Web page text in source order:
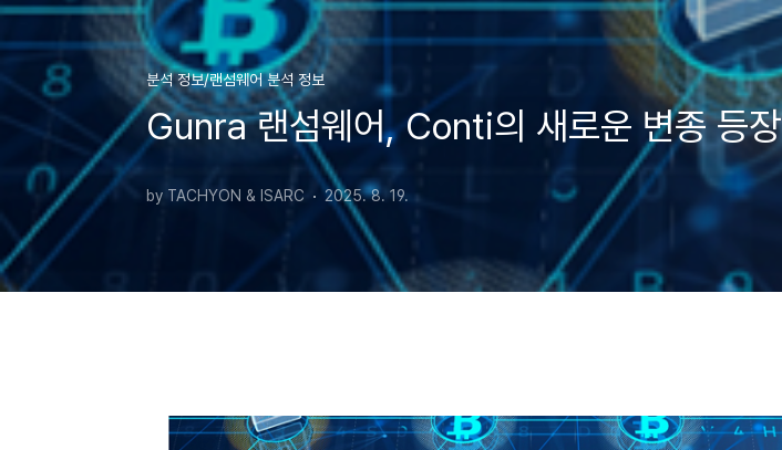
분석 정보/랜섬웨어 분석 정보
Gunra 랜섬웨어, Conti의 새로운 변종 등장
by TACHYON & ISARC 2025. 8. 19.